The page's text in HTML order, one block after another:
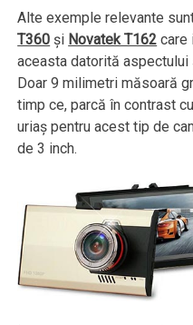
Alte exemple relevante
T360 şi Novatek T162 care
aceasta datorită
Doar 9 milimetri măsoară
timp ce, parcă în contrast
uriaş pentru acest tip de
de 3 inch.